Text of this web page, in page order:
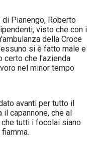
Pianengo, Roberto
visto che con i
della Croce
si è fatto male e
certo che l'azienda
nel minor tempo
avanti per tutto il
capannone, che al
tutti i focolai siano